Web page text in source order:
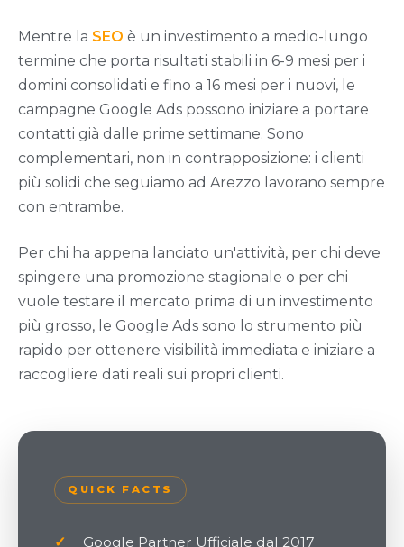
Mentre la SEO è un investimento a medio-lungo
termine che porta risultati stabili in 6-9 mesi per i
domini consolidati e fino a 16 mesi per i nuovi, le
campagne Google Ads possono iniziare a portare
contatti già dalle prime settimane. Sono
complementari, non in contrapposizione: i clienti
più solidi che seguiamo ad Arezzo lavorano sempre
con entrambe.
Per chi ha appena lanciato un'attività, per chi deve
spingere una promozione stagionale o per chi
vuole testare il mercato prima di un investimento
più grosso, le Google Ads sono lo strumento più
rapido per ottenere visibilità immediata e iniziare a
raccogliere dati reali sui propri clienti.
QUICK FACTS
✓ Google Partner Ufficiale dal 2017